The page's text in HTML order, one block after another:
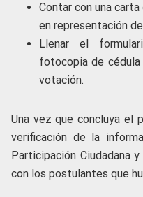
Contar con una
en representación
Llenar el
fotocopia de
votación.
Una vez que concluya el
verificación de la
Participación Ciudadana
con los postulantes que